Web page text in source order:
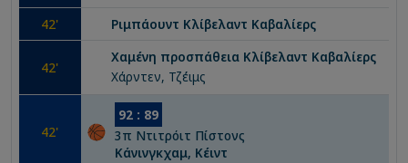
42' Ριμπάουντ Κλίβελαντ Καβαλίερς
42'
Χαμένη προσπάθεια Κλίβελαντ Καβαλίερς
Χάρντεν, Τζέιμς
42'
92 : 89
3π Ντιτρόιτ Πίστονς
Κάνινγκχαμ, Κέιντ